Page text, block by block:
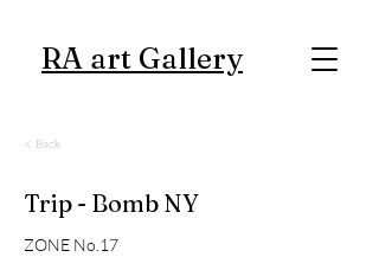
RA art Gallery
< Back
Trip - Bomb NY
ZONE No.17